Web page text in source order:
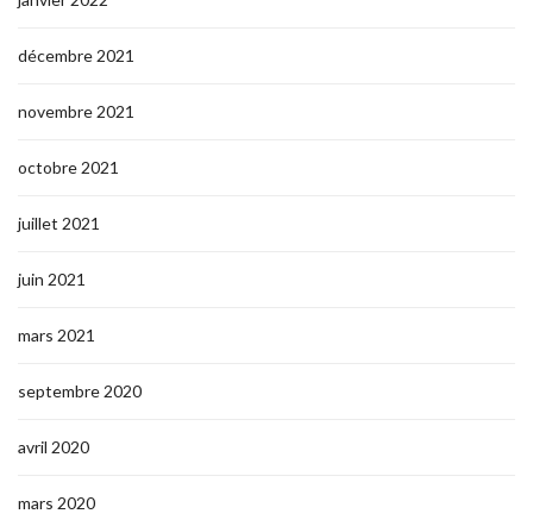
décembre 2021
novembre 2021
octobre 2021
juillet 2021
juin 2021
mars 2021
septembre 2020
avril 2020
mars 2020